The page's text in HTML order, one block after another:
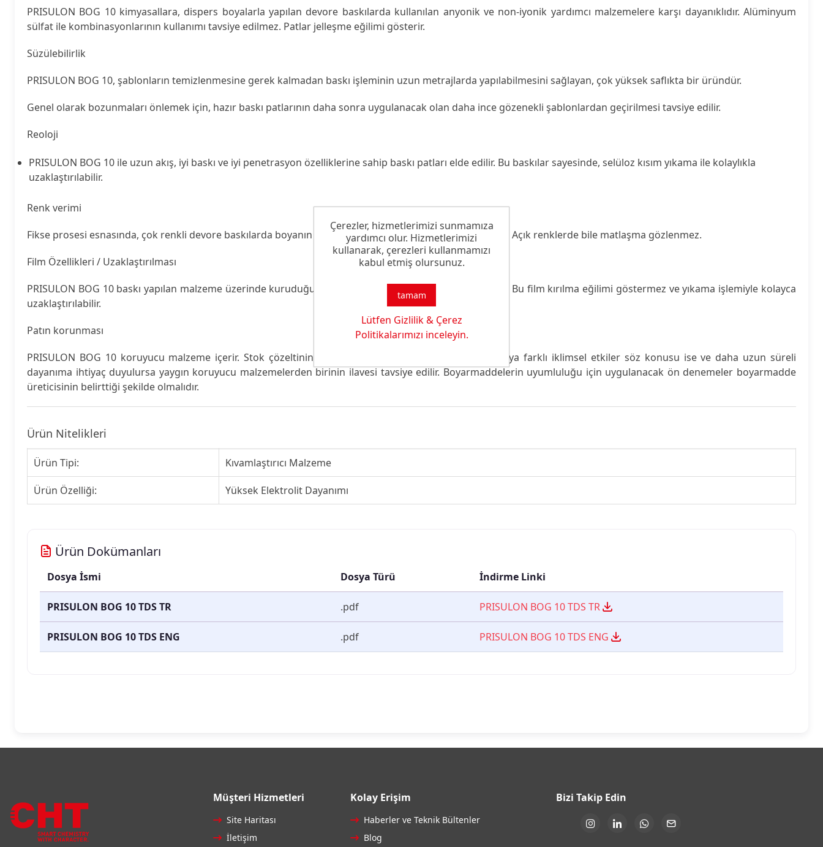
PRISULON BOG 10 kimyasallara, dispers boyalarla yapılan devore baskılarda kullanılan anyonik ve non-iyonik yardımcı malzemelere karşı dayanıklıdır. Alüminyum
sülfat ile kombinasyonlarının kullanımı tavsiye edilmez. Patlar jelleşme eğilimi gösterir.
Süzülebilirlik
PRISULON BOG 10, şablonların temizlenmesine gerek kalmadan baskı işleminin uzun metrajlarda yapılabilmesini sağlayan, çok yüksek saflıkta bir üründür.
Genel olarak bozunmaları önlemek için, hazır baskı patlarının daha sonra uygulanacak olan daha ince gözenekli şablonlardan geçirilmesi tavsiye edilir.
Reoloji
PRISULON BOG 10 ile uzun akış, iyi baskı ve iyi penetrasyon özelliklerine sahip baskı patları elde edilir. Bu baskılar sayesinde, selüloz kısım yıkama ile kolaylıkla
uzaklaştırılabilir.
Renk verimi
Fikse prosesi esnasında, çok renkli devore baskılarda boyanın baskı patı filminden elyafa geçişi çok iyidir. Açık renklerde bile matlaşma gözlenmez.
Film Özellikleri / Uzaklaştırılması
PRISULON BOG 10 baskı yapılan malzeme üzerinde kuruduğunda, esnek ve yumuşak bir film oluşturur. Bu film kırılma eğilimi göstermez ve yıkama işlemiyle kolayca
uzaklaştırılabilir.
Patın korunması
PRISULON BOG 10 koruyucu malzeme içerir. Stok çözeltinin dayanımı iyidir. Özel işletme koşulları veya farklı iklimsel etkiler söz konusu ise ve daha uzun süreli
dayanıma ihtiyaç duyulursa yaygın koruyucu malzemelerden birinin ilavesi tavsiye edilir. Boyarmaddelerin uyumluluğu için uygulanacak ön denemeler boyarmadde
üreticisinin belirttiği şekilde olmalıdır.
Ürün Nitelikleri
Ürün Tipi: Kıvamlaştırıcı Malzeme
Ürün Özelliği: Yüksek Elektrolit Dayanımı
Ürün Dokümanları
Dosya İsmi Dosya Türü İndirme Linki
PRISULON BOG 10 TDS TR .pdf PRISULON BOG 10 TDS TR
PRISULON BOG 10 TDS ENG .pdf PRISULON BOG 10 TDS ENG
Müşteri Hizmetleri
Site Haritası
İletişim
Kolay Erişim
Haberler ve Teknik Bültenler
Blog
Bizi Takip Edin
Çerezler, hizmetlerimizi sunmamıza
yardımcı olur. Hizmetlerimizi
kullanarak, çerezleri kullanmamızı
kabul etmiş olursunuz.
tamam
Lütfen Gizlilik & Çerez
Politikalarımızı inceleyin.